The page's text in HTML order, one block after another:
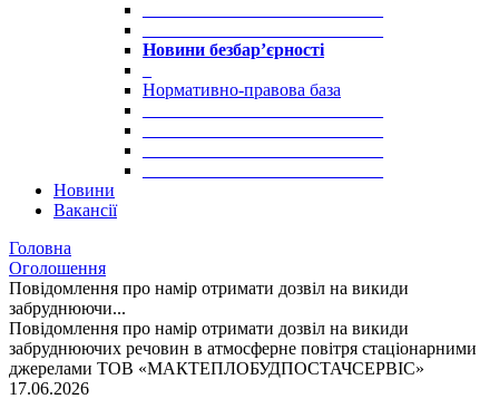
Новини безбар’єрності
Нормативно-правова база
Новини
Вакансії
Головна
Оголошення
Повідомлення про намір отримати дозвіл на викиди
забруднюючи...
Повідомлення про намір отримати дозвіл на викиди
забруднюючих речовин в атмосферне повітря стаціонарними
джерелами ТОВ «МАКТЕПЛОБУДПОСТАЧСЕРВІС»
17.06.2026